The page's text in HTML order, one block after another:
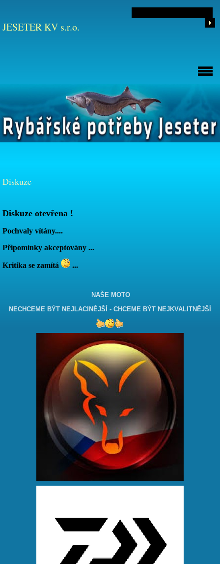
JESETER KV s.r.o.
Diskuze
Diskuze otevřena !
Pochvaly vítány....
Připomínky akceptovány ...
Kritika se zamítá ...
NAŠE MOTO
NECHCEME BÝT NEJLACINĚJŠÍ - CHCEME BÝT NEJKVALITNĚJŠÍ